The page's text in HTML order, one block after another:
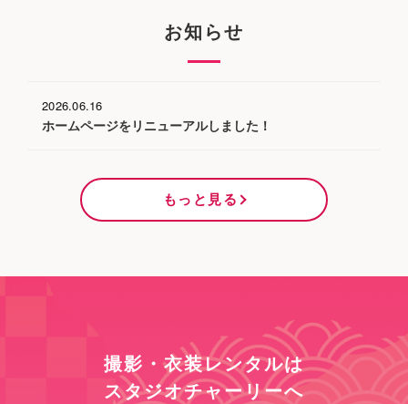
お知らせ
2026.06.16
ホームページをリニューアルしました！
もっと見る
撮影・衣装レンタルは
スタジオチャーリーへ